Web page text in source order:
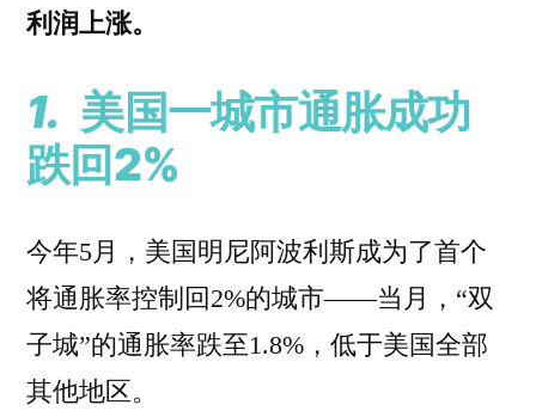
利润上涨。
1. 美国一城市通胀成功
跌回2%
今年5月，美国明尼阿波利斯成为了首个
将通胀率控制回2%的城市——当月，“双
子城”的通胀率跌至1.8%，低于美国全部
其他地区。